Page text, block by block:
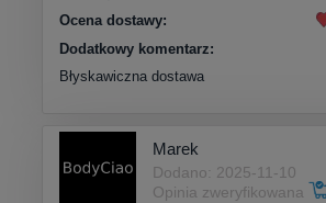
Ocena dostawy:
Dodatkowy komentarz:
Błyskawiczna dostawa
Marek
Dodano: 2025-11-10
Opinia zweryfikowana